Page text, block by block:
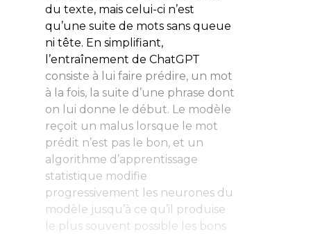
du texte, mais celui-ci n’est
qu’une suite de mots sans queue
ni tête. En simplifiant,
l’entraînement de ChatGPT
consiste à lui faire prédire, un mot
à la fois, la suite d’une phrase dont
on lui donne le début. Le modèle
reçoit un malus lorsque le mot
prédit n’est pas le bon, et un
algorithme d’apprentissage
statistique modifie
progressivement les neurones du
modèle jusqu’à ce qu’il produise
le plus souvent possible les bons